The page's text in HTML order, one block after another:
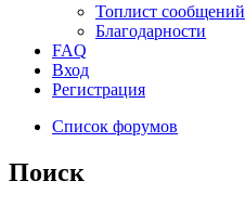
Топлист сообщений
Благодарности
FAQ
Вход
Регистрация
Список форумов
Поиск